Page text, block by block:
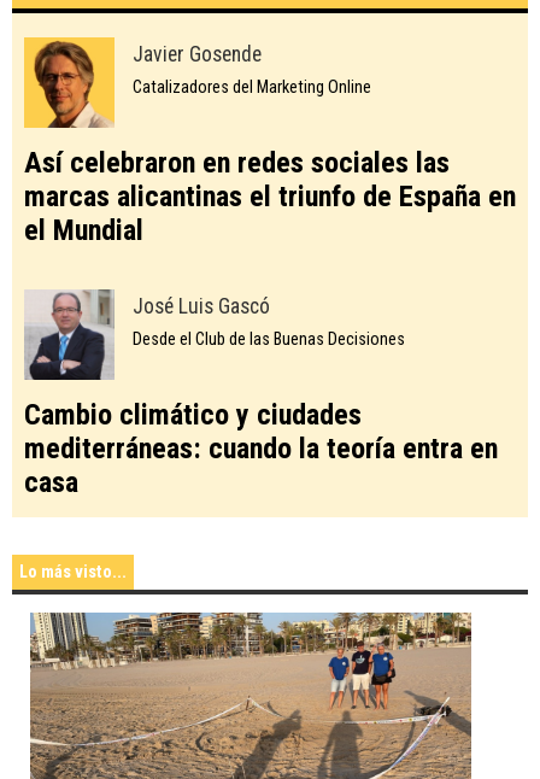
Javier Gosende
Catalizadores del Marketing Online
Así celebraron en redes sociales las
marcas alicantinas el triunfo de España en
el Mundial
José Luis Gascó
Desde el Club de las Buenas Decisiones
Cambio climático y ciudades
mediterráneas: cuando la teoría entra en
casa
Lo más visto...